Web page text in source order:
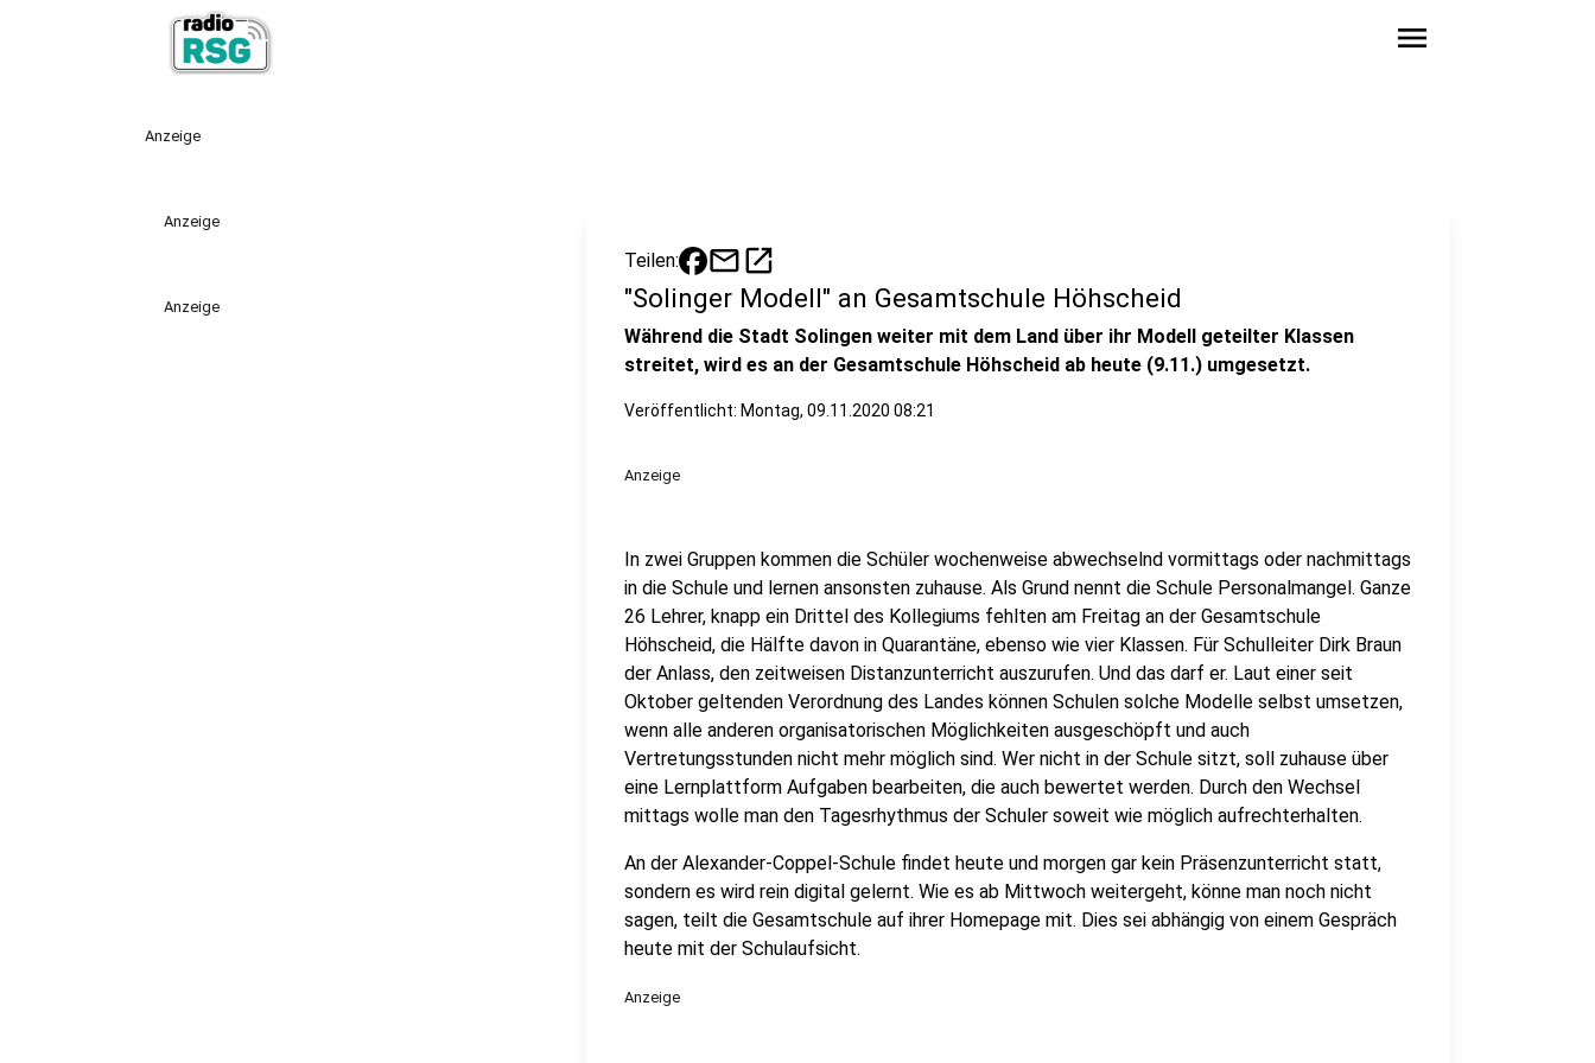
menu
Anzeige
Anzeige
Anzeige
Teilen: mailopen_in_new
"Solinger Modell" an Gesamtschule Höhscheid
Während die Stadt Solingen weiter mit dem Land über ihr Modell geteilter Klassen
streitet, wird es an der Gesamtschule Höhscheid ab heute (9.11.) umgesetzt.
Veröffentlicht: Montag, 09.11.2020 08:21
Anzeige
In zwei Gruppen kommen die Schüler wochenweise abwechselnd vormittags oder nachmittags
in die Schule und lernen ansonsten zuhause. Als Grund nennt die Schule Personalmangel. Ganze
26 Lehrer, knapp ein Drittel des Kollegiums fehlten am Freitag an der Gesamtschule
Höhscheid, die Hälfte davon in Quarantäne, ebenso wie vier Klassen. Für Schulleiter Dirk Braun
der Anlass, den zeitweisen Distanzunterricht auszurufen. Und das darf er. Laut einer seit
Oktober geltenden Verordnung des Landes können Schulen solche Modelle selbst umsetzen,
wenn alle anderen organisatorischen Möglichkeiten ausgeschöpft und auch
Vertretungsstunden nicht mehr möglich sind. Wer nicht in der Schule sitzt, soll zuhause über
eine Lernplattform Aufgaben bearbeiten, die auch bewertet werden. Durch den Wechsel
mittags wolle man den Tagesrhythmus der Schuler soweit wie möglich aufrechterhalten.
An der Alexander-Coppel-Schule findet heute und morgen gar kein Präsenzunterricht statt,
sondern es wird rein digital gelernt. Wie es ab Mittwoch weitergeht, könne man noch nicht
sagen, teilt die Gesamtschule auf ihrer Homepage mit. Dies sei abhängig von einem Gespräch
heute mit der Schulaufsicht.
Anzeige